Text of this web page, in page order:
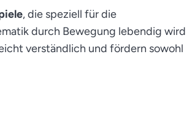
, die speziell für die
durch Bewegung lebendig wird
verständlich und fördern sowohl